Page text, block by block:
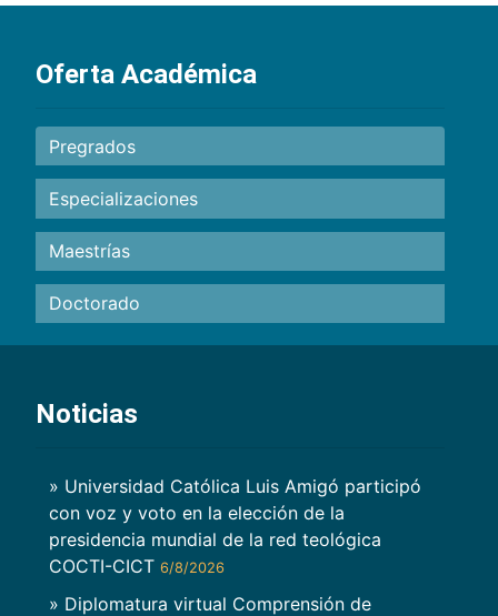
Oferta Académica
Pregrados
Especializaciones
Maestrías
Doctorado
Noticias
» Universidad Católica Luis Amigó participó
con voz y voto en la elección de la
presidencia mundial de la red teológica
COCTI-CICT 6/8/2026
» Diplomatura virtual Comprensión de